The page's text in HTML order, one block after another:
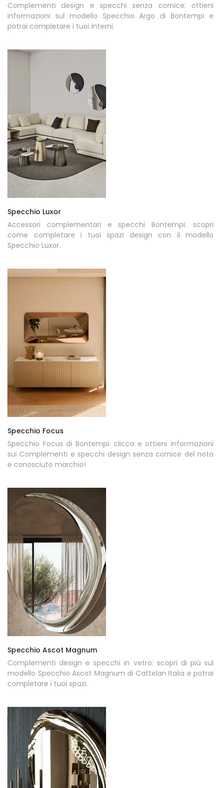
Complementi design e specchi senza cornice: ottieni
informazioni sul modello Specchio Argo di Bontempi e
potrai completare i tuoi interni.
Specchio Luxor
Accessori complementari e specchi Bontempi: scopri
come completare i tuoi spazi design con il modello
Specchio Luxor.
Specchio Focus
Specchio Focus di Bontempi: clicca e ottieni informazioni
sui Complementi e specchi design senza cornice del noto
e conosciuto marchio!
Specchio Ascot Magnum
Complementi design e specchi in vetro: scopri di più sul
modello Specchio Ascot Magnum di Cattelan Italia e potrai
completare i tuoi spazi.